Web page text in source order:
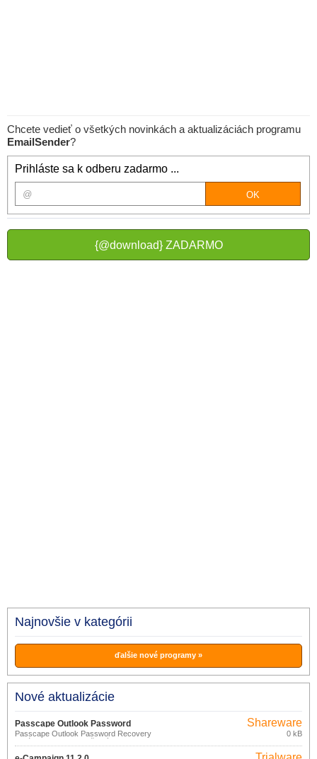
Chcete vedieť o všetkých novinkách a aktualizáciách programu
EmailSender?
Prihláste sa k odberu zadarmo ...
{@download} ZADARMO
Najnovšie v kategórii
ďalšie nové programy »
Nové aktualizácie
Passcape Outlook Password
Recovery 3.0.0
Passcape Outlook Password Recovery
je nástroj na obnovu všetkých typov
hesiel používaných aplikáciou Outlook:
SMTP, POP3, IMAP, HTTPMAIL, LDAP,
Shareware
0 kB